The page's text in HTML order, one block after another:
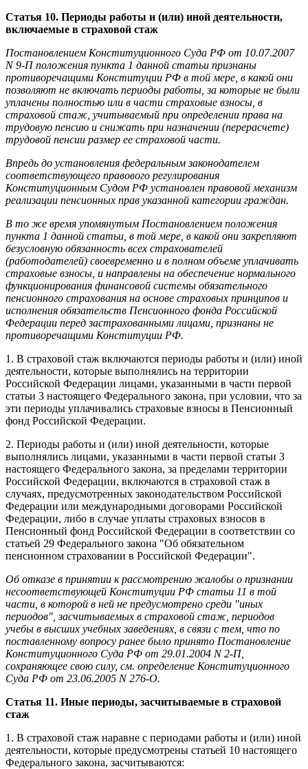
Статья 10. Периоды работы и (или) иной деятельности,
включаемые в страховой стаж
Постановлением Конституционного Суда РФ от 10.07.2007
N 9-П положения пункта 1 данной статьи признаны
противоречащими Конституции РФ в той мере, в какой они
позволяют не включать периоды работы, за которые не были
уплачены полностью или в части страховые взносы, в
страховой стаж, учитываемый при определении права на
трудовую пенсию и снижать при назначении (перерасчете)
трудовой пенсии размер ее страховой части.
Впредь до установления федеральным законодателем
соответствующего правового регулирования
Конституционным Судом РФ установлен правовой механизм
реализации пенсионных прав указанной категории граждан.
В то же время упомянутым Постановлением положения
пункта 1 данной статьи, в той мере, в какой они закрепляют
безусловную обязанность всех страхователей
(работодателей) своевременно и в полном объеме уплачивать
страховые взносы, и направлены на обеспечение нормального
функционирования финансовой системы обязательного
пенсионного страхования на основе страховых принципов и
исполнения обязательств Пенсионного фонда Российской
Федерации перед застрахованными лицами, признаны не
противоречащими Конституции РФ.
1. В страховой стаж включаются периоды работы и (или) иной
деятельности, которые выполнялись на территории
Российской Федерации лицами, указанными в части первой
статьи 3 настоящего Федерального закона, при условии, что за
эти периоды уплачивались страховые взносы в Пенсионный
фонд Российской Федерации.
2. Периоды работы и (или) иной деятельности, которые
выполнялись лицами, указанными в части первой статьи 3
настоящего Федерального закона, за пределами территории
Российской Федерации, включаются в страховой стаж в
случаях, предусмотренных законодательством Российской
Федерации или международными договорами Российской
Федерации, либо в случае уплаты страховых взносов в
Пенсионный фонд Российской Федерации в соответствии со
статьей 29 Федерального закона "Об обязательном
пенсионном страховании в Российской Федерации".
Об отказе в принятии к рассмотрению жалобы о признании
несоответствующей Конституции РФ статьи 11 в той
части, в которой в ней не предусмотрено среди "иных
периодов", засчитываемых в страховой стаж, периодов
учебы в высших учебных заведениях, в связи с тем, что по
поставленному вопросу ранее было принято Постановление
Конституционного Суда РФ от 29.01.2004 N 2-П,
сохраняющее свою силу, см. определение Конституционного
Суда РФ от 23.06.2005 N 276-О.
Статья 11. Иные периоды, засчитываемые в страховой
стаж
1. В страховой стаж наравне с периодами работы и (или) иной
деятельности, которые предусмотрены статьей 10 настоящего
Федерального закона, засчитываются: